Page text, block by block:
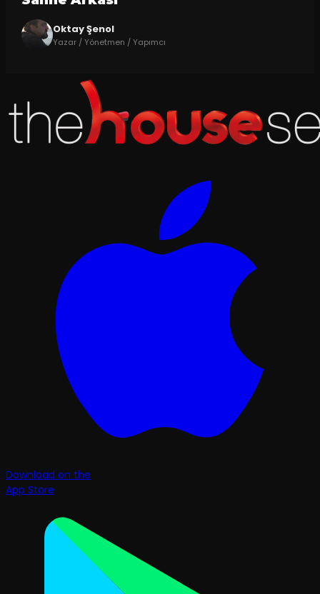
Oktay Şenol
Yazar / Yönetmen / Yapımcı
Download on the
App Store